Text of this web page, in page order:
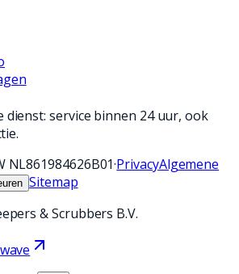
dienst: service binnen 24 uur, ook
NL861984626B01·PrivacyAlgemene
Sitemap
& Scrubbers B.V.